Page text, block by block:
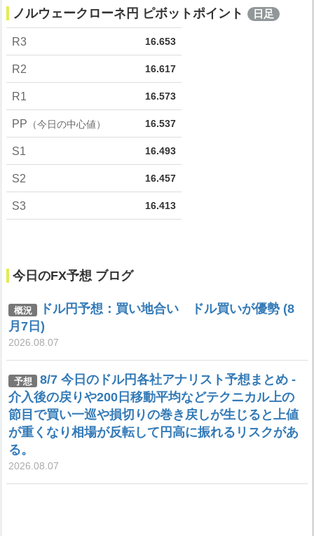
ノルウェークローネ円 ピボットポイント 日足
R3 16.653
R2 16.617
R1 16.573
PP （今日の中心値） 16.537
S1 16.493
S2 16.457
S3 16.413
今日のFX予想 ブログ
概況
ドル円予想：買い地合い ドル買いが優勢 (8
月7日)
2026.08.07
予想
8/7 今日のドル円各社アナリスト予想まとめ -
介入後の戻りや200日移動平均などテクニカル上の
節目で買い一巡や損切りの巻き戻しが生じると上値
が重くなり相場が反転して円高に振れるリスクがあ
る。
2026.08.07